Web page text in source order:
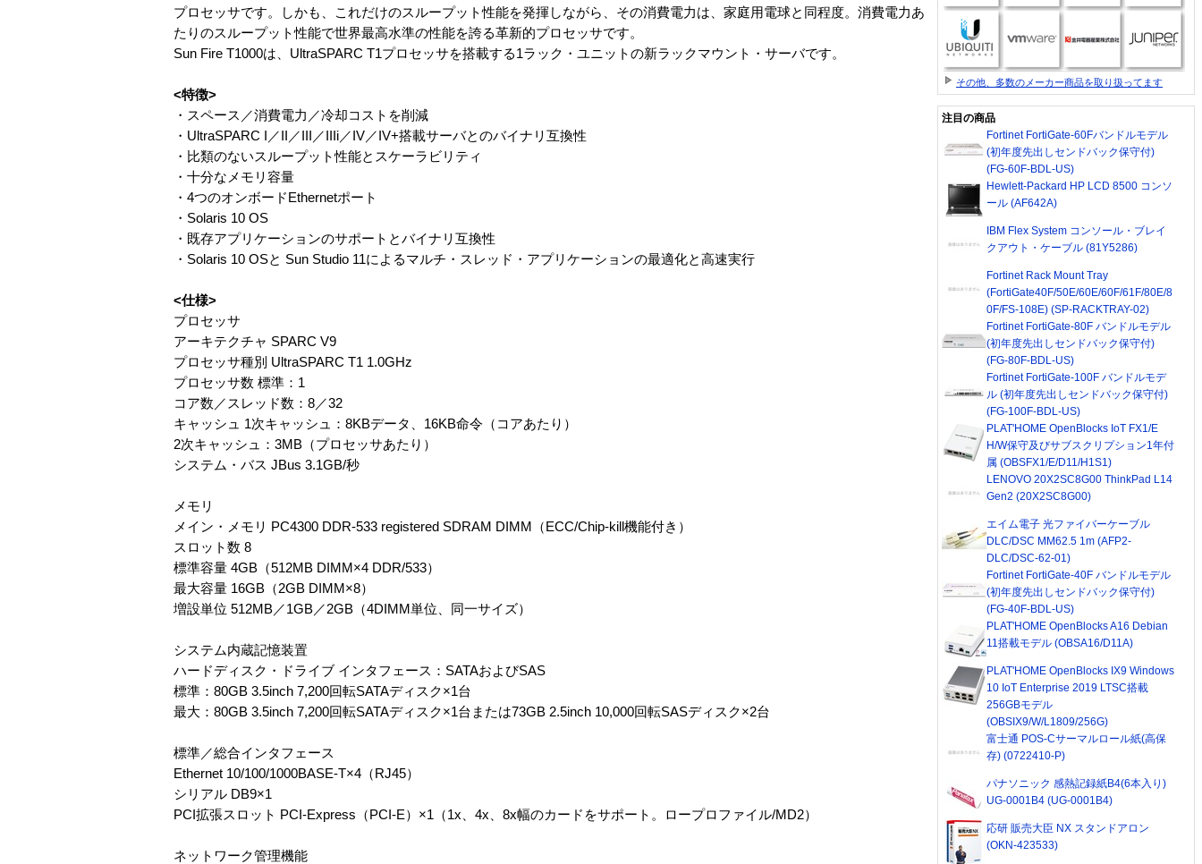
プロセッサです。しかも、これだけのスループット性能を発揮しながら、その消費電力は、家庭用電球と同程度。消費電力あ
たりのスループット性能で世界最高水準の性能を誇る革新的プロセッサです。
Sun Fire T1000は、UltraSPARC T1プロセッサを搭載する1ラック・ユニットの新ラックマウント・サーバです。
<特徴>
・スペース／消費電力／冷却コストを削減
・UltraSPARC I／II／III／IIIi／IV／IV+搭載サーバとのバイナリ互換性
・比類のないスループット性能とスケーラビリティ
・十分なメモリ容量
・4つのオンボードEthernetポート
・Solaris 10 OS
・既存アプリケーションのサポートとバイナリ互換性
・Solaris 10 OSと Sun Studio 11によるマルチ・スレッド・アプリケーションの最適化と高速実行
<仕様>
プロセッサ
アーキテクチャ SPARC V9
プロセッサ種別 UltraSPARC T1 1.0GHz
プロセッサ数 標準：1
コア数／スレッド数：8／32
キャッシュ 1次キャッシュ：8KBデータ、16KB命令（コアあたり）
2次キャッシュ：3MB（プロセッサあたり）
システム・バス JBus 3.1GB/秒
メモリ
メイン・メモリ PC4300 DDR-533 registered SDRAM DIMM（ECC/Chip-kill機能付き）
スロット数 8
標準容量 4GB（512MB DIMM×4 DDR/533）
最大容量 16GB（2GB DIMM×8）
増設単位 512MB／1GB／2GB（4DIMM単位、同一サイズ）
システム内蔵記憶装置
ハードディスク・ドライブ インタフェース：SATAおよびSAS
標準：80GB 3.5inch 7,200回転SATAディスク×1台
最大：80GB 3.5inch 7,200回転SATAディスク×1台または73GB 2.5inch 10,000回転SASディスク×2台
標準／総合インタフェース
Ethernet 10/100/1000BASE-T×4（RJ45）
シリアル DB9×1
PCI拡張スロット PCI-Express（PCI-E）×1（1x、4x、8x幅のカードをサポート。ロープロファイル/MD2）
ネットワーク管理機能
その他、多数のメーカー商品を取り扱ってます
注目の商品
Fortinet FortiGate-60Fバンドルモデル
(初年度先出しセンドバック保守付)
(FG-60F-BDL-US)
Hewlett-Packard HP LCD 8500 コンソ
ール (AF642A)
IBM Flex System コンソール・ブレイ
クアウト・ケーブル (81Y5286)
Fortinet Rack Mount Tray
(FortiGate40F/50E/60E/60F/61F/80E/8
0F/FS-108E) (SP-RACKTRAY-02)
Fortinet FortiGate-80F バンドルモデル
(初年度先出しセンドバック保守付)
(FG-80F-BDL-US)
Fortinet FortiGate-100F バンドルモデ
ル (初年度先出しセンドバック保守付)
(FG-100F-BDL-US)
PLAT'HOME OpenBlocks IoT FX1/E
H/W保守及びサブスクリプション1年付
属 (OBSFX1/E/D11/H1S1)
LENOVO 20X2SC8G00 ThinkPad L14
Gen2 (20X2SC8G00)
エイム電子 光ファイバーケーブル
DLC/DSC MM62.5 1m (AFP2-
DLC/DSC-62-01)
Fortinet FortiGate-40F バンドルモデル
(初年度先出しセンドバック保守付)
(FG-40F-BDL-US)
PLAT'HOME OpenBlocks A16 Debian
11搭載モデル (OBSA16/D11A)
PLAT'HOME OpenBlocks IX9 Windows
10 IoT Enterprise 2019 LTSC搭載
256GBモデル
(OBSIX9/W/L1809/256G)
富士通 POS-Cサーマルロール紙(高保
存) (0722410-P)
パナソニック 感熱記録紙B4(6本入り)
UG-0001B4 (UG-0001B4)
応研 販売大臣 NX スタンドアロン
(OKN-423533)